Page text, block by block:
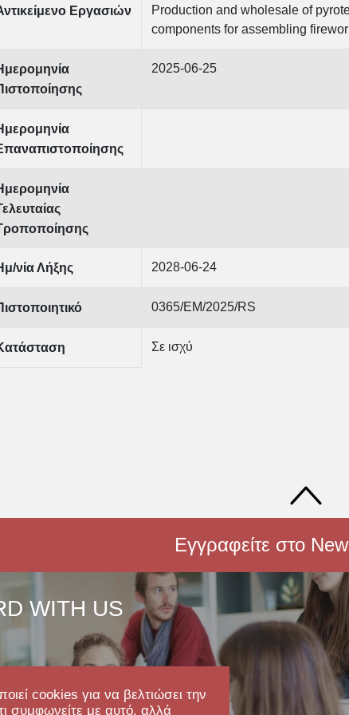
cookies για να βελτιώσει την
συμφωνείτε με αυτό, αλλά
Εργασιών
Production and wholesale of
components for assembling
2025-06-25
νία Λήξης 2028-06-24
0365/EM/2025/RS
Σε ισχύ
Εγγραφείτε στο
WITH US